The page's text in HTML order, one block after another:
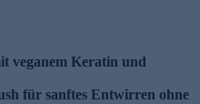
veganem Keratin und
für sanftes Entwirren ohne